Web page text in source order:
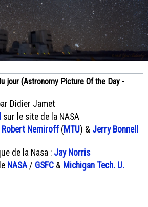
jour (Astronomy Picture Of the Day -
Didier Jamet
sur le site de la NASA
Robert Nemiroff(MTU) & Jerry Bonnell
de la Nasa : Jay Norris
NASA / GSFC & Michigan Tech. U.